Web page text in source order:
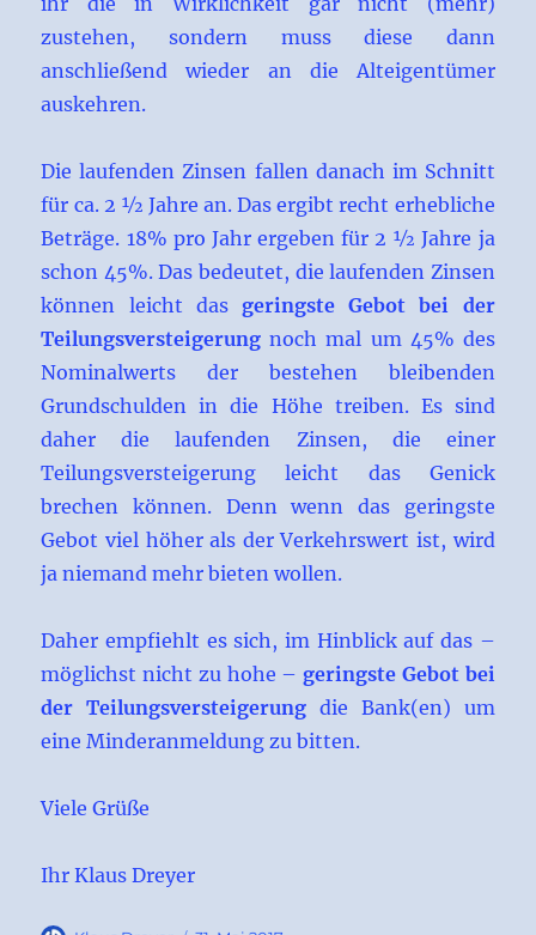
zustehen, sondern muss diese dann
anschließend wieder an die Alteigentümer
auskehren.
Die laufenden Zinsen fallen danach im Schnitt
für ca. 2 ½ Jahre an. Das ergibt recht erhebliche
Beträge. 18% pro Jahr ergeben für 2 ½ Jahre ja
schon 45%. Das bedeutet, die laufenden Zinsen
können leicht das geringste Gebot bei der
Teilungsversteigerung noch mal um 45% des
Nominalwerts der bestehen bleibenden
Grundschulden in die Höhe treiben. Es sind
daher die laufenden Zinsen, die einer
Teilungsversteigerung leicht das Genick
brechen können. Denn wenn das geringste
Gebot viel höher als der Verkehrswert ist, wird
ja niemand mehr bieten wollen.
Daher empfiehlt es sich, im Hinblick auf das –
möglichst nicht zu hohe – geringste Gebot bei
der Teilungsversteigerung die Bank(en) um
eine Minderanmeldung zu bitten.
Viele Grüße
Ihr Klaus Dreyer